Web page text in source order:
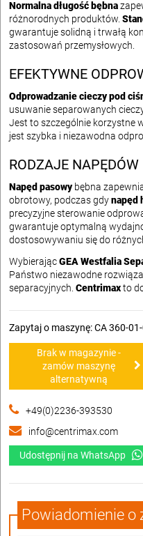
Normalna długość bębna
różnorodnych produktów.
gwarantuje solidną i trwałą
zastosowań przemysłowych.
EFEKTYWNE
Odprowadzanie cieczy pod
usuwanie separowanych
Jest to szczególnie korzystne
jest szybka i niezawodna
RODZAJE NAPĘDÓW
Napęd pasowybębna
obrotowy, podczas gdynapęd
precyzyjne sterowanie
gwarantuje optymalną
dostosowywaniu się do
WybierającGEA Westfalia
Państwo niezawodne
separacyjnych. Centrimaxto
Zapytaj o maszynę: CA 360-
Brak w magazynie -
zamów maszynę
alternatywną
+49(0)2236-393530
info@centrimax.com
Udostępnij na WhatsApp
Powiadomienie o